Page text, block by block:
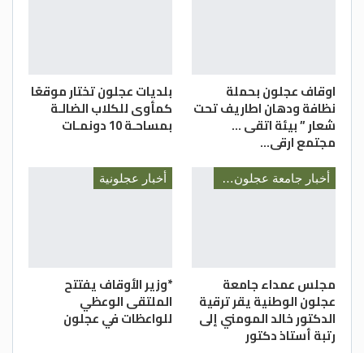
اوقاف عجلون بحملة
نظافة ودهان اطاريف تحت
شعار ” بيئة اتقى …
مجتمع ارقى…
بلديات عجلون تختار موقعًا
كمأوى للكلاب الضالـة
بمساحـة 10 دونمـات
أخبار جامعة عجلون الوطنية
مجلس عمداء جامعة
عجلون الوطنية يقر ترقية
الدكتور خالد المومني إلى
رتبة أستاذ دكتور
أخبار عجلونية
*وزير الأوقاف يفتتح
الملتقى الوعظي
للواعظات في عجلون